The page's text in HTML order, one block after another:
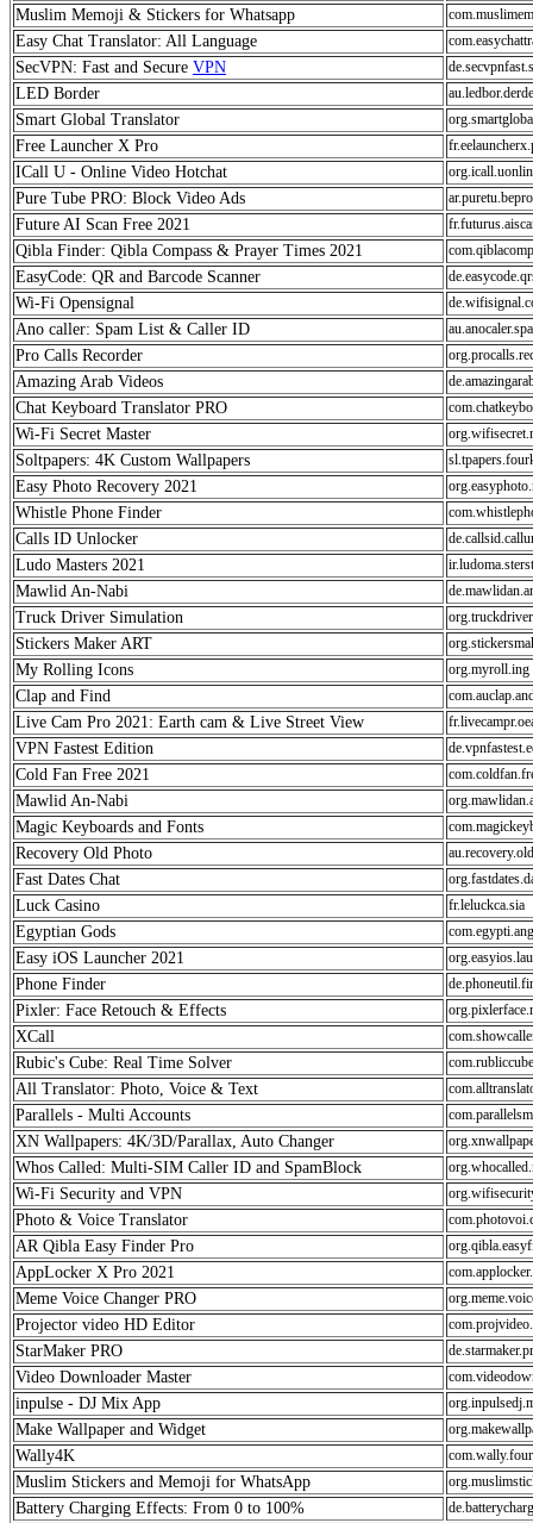
Muslim Memoji & Stickers for Whatsapp
Easy Chat Translator: All Language
SecVPN: Fast and Secure VPN
LED Border
Smart Global Translator
Free Launcher X Pro
ICall U - Online Video Hotchat
Pure Tube PRO: Block Video Ads ar.puretu.bepro
Future AI Scan Free 2021
Qibla Finder: Qibla Compass & Prayer Times 2021
EasyCode: QR and Barcode Scanner
Wi-Fi Opensignal
Ano caller: Spam List & Caller ID
Pro Calls Recorder
Amazing Arab Videos
Chat Keyboard Translator PRO
Wi-Fi Secret Master
Soltpapers: 4K Custom Wallpapers
Easy Photo Recovery 2021
Whistle Phone Finder
Calls ID Unlocker
Ludo Masters 2021
Mawlid An-Nabi
Truck Driver Simulation
Stickers Maker ART
My Rolling Icons org.myroll.ing
Clap and Find
Live Cam Pro 2021: Earth cam & Live Street View
VPN Fastest Edition
Cold Fan Free 2021
Mawlid An-Nabi
Magic Keyboards and Fonts
Recovery Old Photo
Fast Dates Chat
Luck Casino fr.leluckca.sia
Egyptian Gods
Easy iOS Launcher 2021
Phone Finder
Pixler: Face Retouch & Effects
XCall
Rubic's Cube: Real Time Solver
All Translator: Photo, Voice & Text
Parallels - Multi Accounts
XN Wallpapers: 4K/3D/Parallax, Auto Changer
Whos Called: Multi-SIM Caller ID and SpamBlock
Wi-Fi Security and VPN
Photo & Voice Translator
AR Qibla Easy Finder Pro
AppLocker X Pro 2021
Meme Voice Changer PRO
Projector video HD Editor
StarMaker PRO
Video Downloader Master
inpulse - DJ Mix App
Make Wallpaper and Widget
Wally4K
Muslim Stickers and Memoji for WhatsApp
Battery Charging Effects: From 0 to 100%